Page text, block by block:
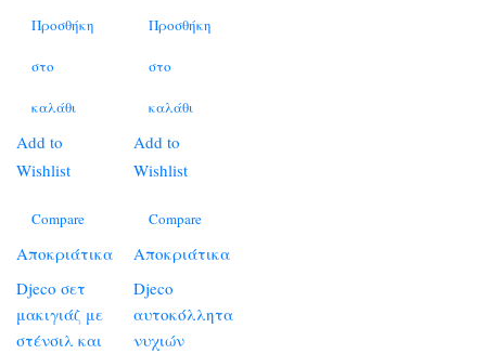
Προσθήκη
στο
καλάθι
Add to
Wishlist
Compare
Αποκριάτικα
Djeco σετ
μακιγιάζ με
στένσιλ και
Προσθήκη
στο
καλάθι
Add to
Wishlist
Compare
Αποκριάτικα
Djeco
αυτοκόλλητα
νυχιών